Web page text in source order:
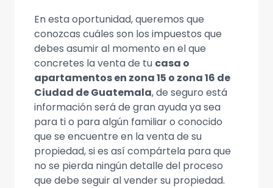
En esta oportunidad, queremos que
conozcas cuáles son los impuestos que
debes asumir al momento en el que
concretes la venta de tu casa o
apartamentos en zona 15 o zona 16 de
Ciudad de Guatemala, de seguro está
información será de gran ayuda ya sea
para ti o para algún familiar o conocido
que se encuentre en la venta de su
propiedad, si es así compártela para que
no se pierda ningún detalle del proceso
que debe seguir al vender su propiedad.